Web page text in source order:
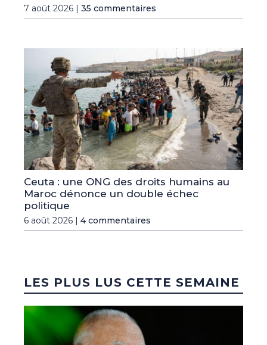
7 août 2026 | 35 commentaires
Ceuta : une ONG des droits humains au
Maroc dénonce un double échec
politique
6 août 2026 | 4 commentaires
LES PLUS LUS CETTE SEMAINE